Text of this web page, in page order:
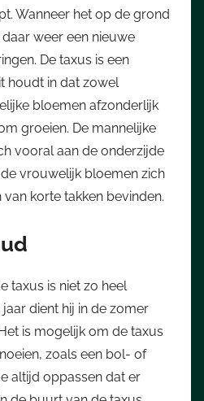
Wanneer het op de grond
weer een nieuwe
De taxus is een
houdt in dat zowel
bloemen afzonderlijk
groeien. De mannelijke
vooral aan de onderzijde
vrouwelijk bloemen zich
korte takken bevinden.
taxus is niet zo heel
dient hij in de zomer
is mogelijk om de taxus
zoals een bol- of
altijd oppassen dat er